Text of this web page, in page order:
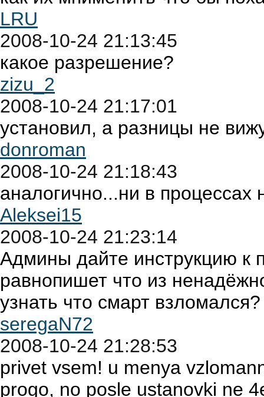
LRU
2008-10-24 21:13:45
какое разрешение?
zizu_2
2008-10-24 21:17:01
установил, а разницы не
donroman
2008-10-24 21:18:43
аналогично...ни в процессах
Aleksei15
2008-10-24 21:23:14
Админы дайте инструкцию к
равнопишет что из
узнать что смарт взломался?
seregaN72
2008-10-24 21:28:53
privet vsem! u menya
progo, no posle ustanovki ne